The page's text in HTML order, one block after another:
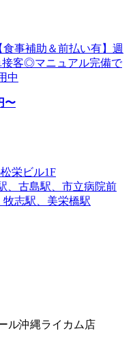
食事補助＆前払い有】週
接客◎マニュアル完備で
中
〜
栄ビル1F
、古島駅、市立病院前
志駅、美栄橋駅
ル沖縄ライカム店